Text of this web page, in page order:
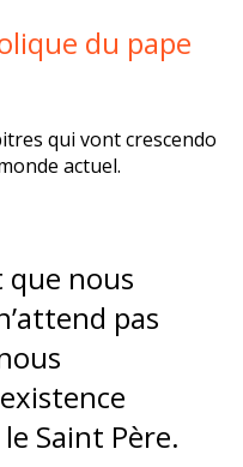
du pape
qui vont crescendo
actuel.
que nous
pas
Saint Père.